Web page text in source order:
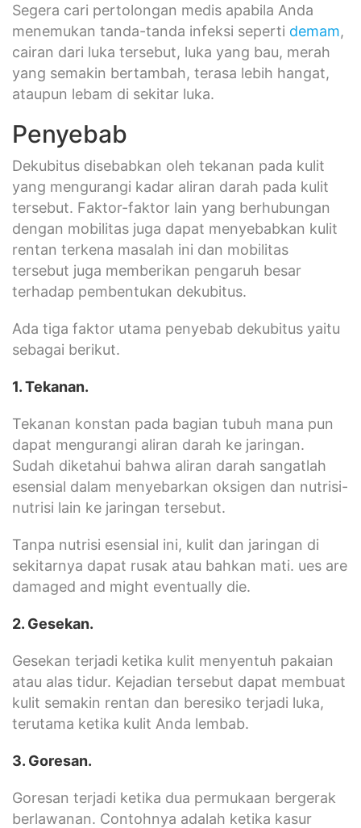
Segera cari pertolongan medis apabila Anda
menemukan tanda-tanda infeksi seperti demam,
cairan dari luka tersebut, luka yang bau, merah
yang semakin bertambah, terasa lebih hangat,
ataupun lebam di sekitar luka.
Penyebab
Dekubitus disebabkan oleh tekanan pada kulit
yang mengurangi kadar aliran darah pada kulit
tersebut. Faktor-faktor lain yang berhubungan
dengan mobilitas juga dapat menyebabkan kulit
rentan terkena masalah ini dan mobilitas
tersebut juga memberikan pengaruh besar
terhadap pembentukan dekubitus.
Ada tiga faktor utama penyebab dekubitus yaitu
sebagai berikut.
1. Tekanan.
Tekanan konstan pada bagian tubuh mana pun
dapat mengurangi aliran darah ke jaringan.
Sudah diketahui bahwa aliran darah sangatlah
esensial dalam menyebarkan oksigen dan nutrisi-
nutrisi lain ke jaringan tersebut.
Tanpa nutrisi esensial ini, kulit dan jaringan di
sekitarnya dapat rusak atau bahkan mati. ues are
damaged and might eventually die.
2. Gesekan.
Gesekan terjadi ketika kulit menyentuh pakaian
atau alas tidur. Kejadian tersebut dapat membuat
kulit semakin rentan dan beresiko terjadi luka,
terutama ketika kulit Anda lembab.
3. Goresan.
Goresan terjadi ketika dua permukaan bergerak
berlawanan. Contohnya adalah ketika kasur